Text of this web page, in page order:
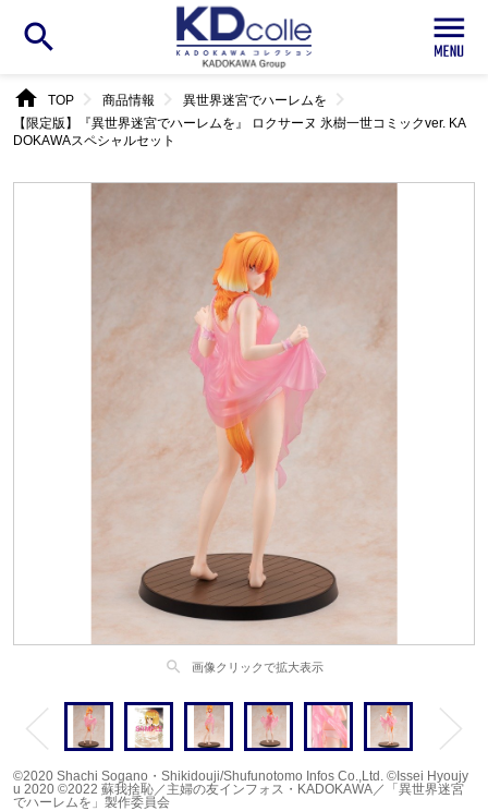
search
home TOPchevron_right 商品情報chevron_right 異世界迷宮でハーレムを chevron_right
【限定版】『異世界迷宮でハーレムを』 ロクサーヌ 氷樹一世コミックver. KA
DOKAWAスペシャルセット
search 画像クリックで拡大表示
©2020 Shachi Sogano・Shikidouji/Shufunotomo Infos Co.,Ltd. ©Issei Hyoujy
u 2020 ©2022 蘇我捨恥／主婦の友インフォス・KADOKAWA／「異世界迷宮
でハーレムを」製作委員会